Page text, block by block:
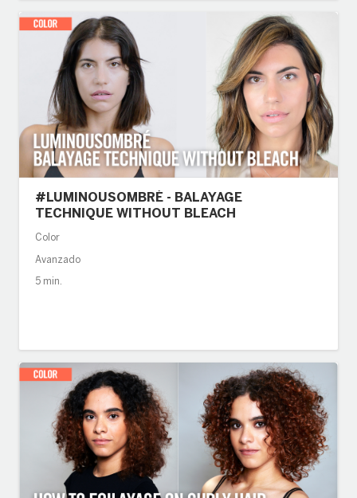
#LUMINOUSOMBRÉ - BALAYAGE
TECHNIQUE WITHOUT BLEACH
Color
Avanzado
5 min.